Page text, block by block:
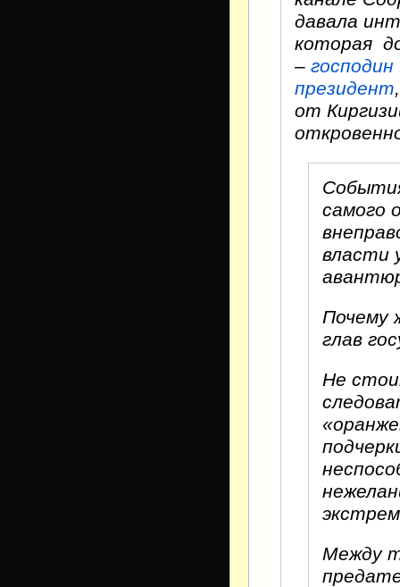
давала
которая
–
президент
от
самого
власти
Почему
глав
Не
Между